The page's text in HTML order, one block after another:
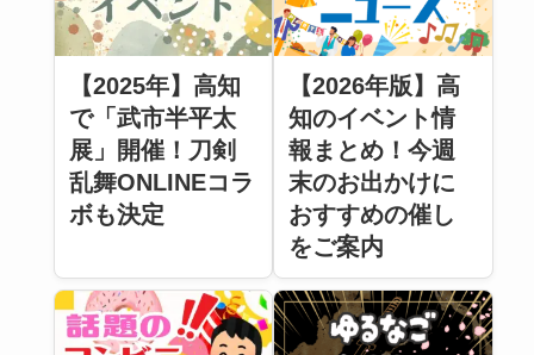
【2025年】高知
で「武市半平太
展」開催！刀剣
乱舞ONLINEコラ
ボも決定
【2026年版】高
知のイベント情
報まとめ！今週
末のお出かけに
おすすめの催し
をご案内